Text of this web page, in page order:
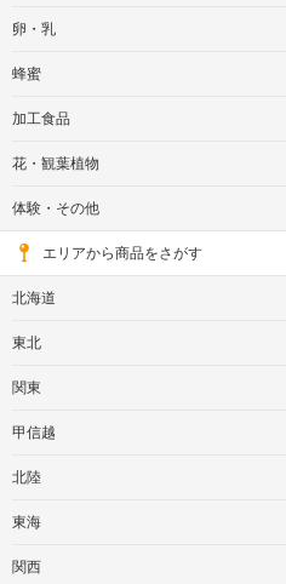
卵・乳
蜂蜜
加工食品
花・観葉植物
体験・その他
エリアから商品をさがす
北海道
東北
関東
甲信越
北陸
東海
関西